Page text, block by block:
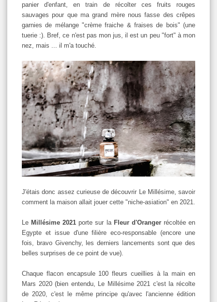
panier d'enfant, en train de récolter ces fruits rouges
sauvages pour que ma grand mère nous fasse des crêpes
garnies de mélange "crème fraiche & fraises de bois" (une
tuerie :). Bref, ce n'est pas mon jus, il est un peu "fort" à mon
nez, mais ... il m'a touché.
J'étais donc assez curieuse de découvrir Le Millésime, savoir
comment la maison allait jouer cette "niche-asiation" en 2021.
Le Millésime 2021 porte sur la Fleur d'Orangerrécoltée en
Egypte et issue d'une filière eco-responsable (encore une
fois, bravo Givenchy, les derniers lancements sont que des
belles surprises de ce point de vue).
Chaque flacon encapsule 100 fleurs cueillies à la main en
Mars 2020 (bien entendu, Le Millésime 2021 c'est la récolte
de 2020, c'est le même principe qu'avec l'ancienne édition